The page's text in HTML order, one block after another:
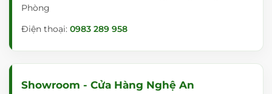
Phòng
Điện thoại: 0983 289 958
Showroom - Cửa Hàng Nghệ An